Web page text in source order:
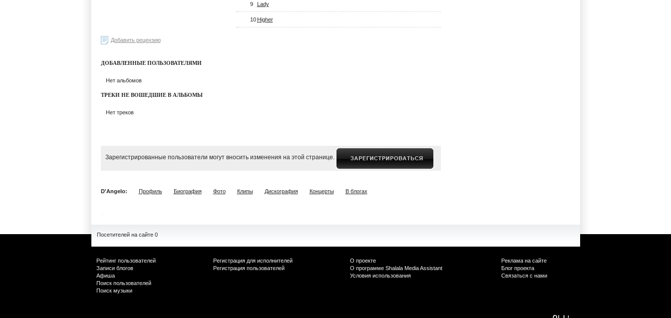
9 Lady
10 Higher
Добавить рецензию
ДОБАВЛЕННЫЕ ПОЛЬЗОВАТЕЛЯМИ
Нет альбомов
ТРЕКИ НЕ ВОШЕДШИЕ В АЛЬБОМЫ
Нет треков
Зарегистрированные пользователи могут вносить изменения на этой странице.
D'Angelo: Профиль Биография Фото Клипы Дискография Концерты В блогах
Посетителей на сайте 0
Рейтинг пользователей
Записи блогов
Афиша
Поиск пользователей
Поиск музыки
Регистрация для исполнителей
Регистрация пользователей
О проекте
О программе Shalala Media Assistant
Условия использования
Реклама на сайте
Блог проекта
Связаться с нами